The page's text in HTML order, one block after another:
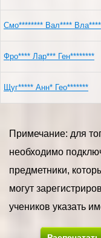
Смо******** Вал****
Фро**** Лар*** Ген********
Щуг***** Анн* Гео*******
Примечание: для
необходимо
предметники,
могут
учеников указать